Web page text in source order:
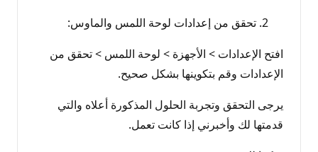
تحقق من إعدادات لوحة اللمس والماوس:
افتح الإعدادات > الأجهزة > لوحة اللمس > تحقق من
الإعدادات وقم بتكوينها بشكل صحيح.
يرجى التحقق وتجربة الحلول المذكورة أعلاه والتي
قدمتها لك وأخبرني إذا كانت تعمل.